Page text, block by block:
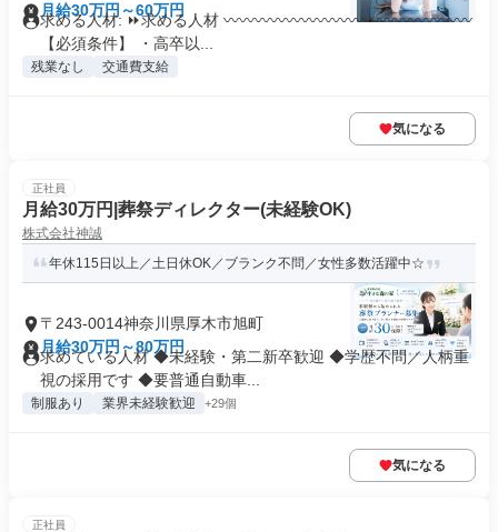
月給30万円～60万円
求める人材: ⏩求める人材 〰〰〰〰〰〰〰〰〰〰〰〰〰〰〰〰
【必須条件】 ・高卒以...
残業なし 交通費支給
気になる
正社員
月給30万円|葬祭ディレクター(未経験OK)
株式会社神誠
年休115日以上／土日休OK／ブランク不問／女性多数活躍中☆
〒243-0014神奈川県厚木市旭町
月給30万円～80万円
求めている人材 ◆未経験・第二新卒歓迎 ◆学歴不問／人柄重
視の採用です ◆要普通自動車...
制服あり 業界未経験歓迎 +29個
気になる
正社員